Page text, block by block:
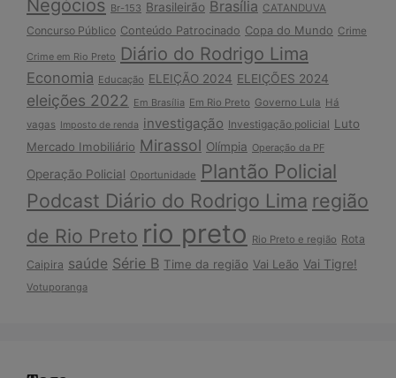
Negócios Br-153 Brasileirão Brasília CATANDUVA
Concurso Público Conteúdo Patrocinado Copa do Mundo Crime
Crime em Rio Preto Diário do Rodrigo Lima
Economia Educação ELEIÇÃO 2024 ELEIÇÕES 2024
eleições 2022 Em Brasília Em Rio Preto Governo Lula Há
vagas
Imposto de renda investigação Investigação policial Luto
Mercado Imobiliário Mirassol Olímpia Operação da PF
Operação Policial Oportunidade Plantão Policial
Podcast Diário do Rodrigo Lima região
de Rio Preto rio preto Rio Preto e região Rota
Caipira saúde Série B Time da região Vai Leão Vai Tigre!
Votuporanga